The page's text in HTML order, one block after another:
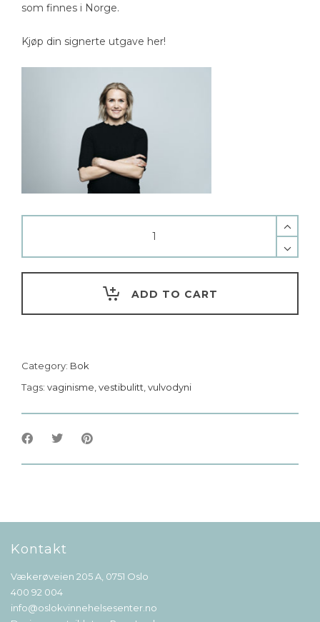
som finnes i Norge.
Kjøp din signerte utgave her!
ADD TO CART
Category: Bok
Tags: vaginisme vestibulitt vulvodyni
Kontakt
Vækerøveien 205 A, 0751 Oslo
400 92 004
info@oslokvinnehelsesenter.no